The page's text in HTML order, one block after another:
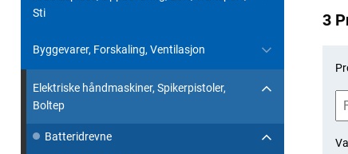
Sti
Byggevarer, Forskaling, Ventilasjon
Elektriske håndmaskiner, Spikerpistoler,
Boltep
Batteridrevne
3